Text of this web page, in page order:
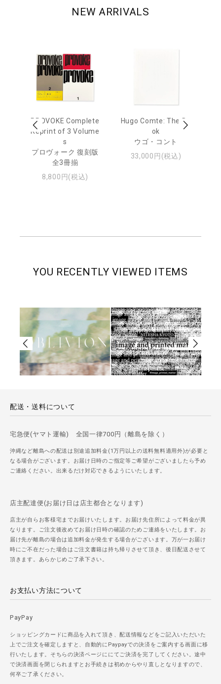
NEW ARRIVALS
PROVOKE Complete
Reprint of 3 Volume
s
プロヴォーク 復刻版
全3冊揃
8,800円(税込)
Hugo Comte: The Bo
ok
ウゴ・コント
33,000円(税込)
YOU RECENTLY VIEWED ITEMS
配送・送料について
宅急便(ヤマト運輸) 全国一律700円（離島を除く）
沖縄など離島への配送は別途追加料金(1万円以上の送料無料適用外)が必要と
なる場合がございます。お届け日時のご指定等ご希望がございましたら予め
ご連絡ください。出来るだけ対応できるようにいたします。
店主配達便(お届け日は店主都合となります)
店主が自らお客様宅までお届けいたします。お届け先住所によって料金が異
なります。ご注文後改めてお届け日時の確認のためご連絡をいたします。お
届け先が離島の場合は追加料金が発生する場合がございます。万が一お届け
時にご不在だった場合はご注文書籍は持ち帰りさせて頂き、後日配送させて
頂きます。あらかじめご了承下さい。
お支払い方法について
PayPay
ショッピングカードに商品を入れて頂き、配送情報などをご記入いただいた
上でご注文を確定しますと、自動的にPaypayでの決済をご案内する画面に移
行いたします。そちらの決済ページににてご決済を完了してください。途中
で決済画面を閉じられますとお手続きは初めからやり直しとなりますので、
何卒ご了承ください。